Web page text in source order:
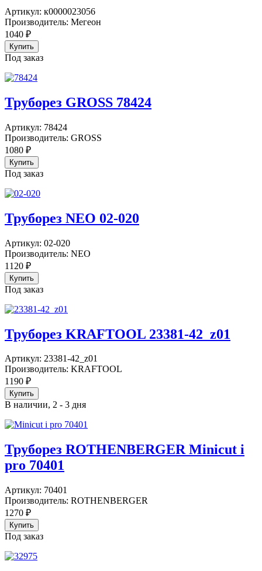
Артикул: к0000023056
Производитель: Мегеон
1040 ₽
Под заказ
Труборез GROSS 78424
Артикул: 78424
Производитель: GROSS
1080 ₽
Под заказ
Труборез NEO 02-020
Артикул: 02-020
Производитель: NEO
1120 ₽
Под заказ
Труборез KRAFTOOL 23381-42_z01
Артикул: 23381-42_z01
Производитель: KRAFTOOL
1190 ₽
В наличии, 2 - 3 дня
Труборез ROTHENBERGER Minicut i
pro 70401
Артикул: 70401
Производитель: ROTHENBERGER
1270 ₽
Под заказ